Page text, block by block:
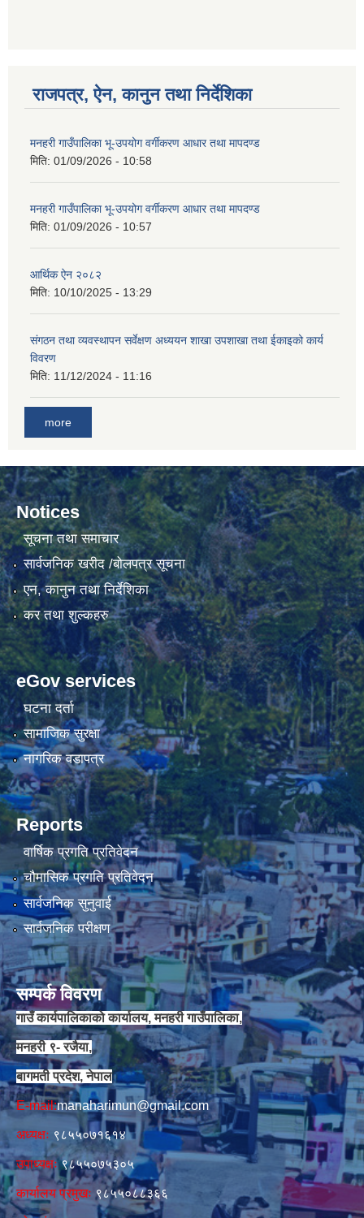
राजपत्र, ऐन, कानुन तथा निर्देशिका
मनहरी गाउँपालिका भू-उपयोग वर्गीकरण आधार तथा मापदण्ड
मिति: 01/09/2026 - 10:58
मनहरी गाउँपालिका भू-उपयोग वर्गीकरण आधार तथा मापदण्ड
मिति: 01/09/2026 - 10:57
आर्थिक ऐन २०८२
मिति: 10/10/2025 - 13:29
संगठन तथा व्यवस्थापन सर्वेक्षण अध्ययन शाखा उपशाखा तथा ईकाइको कार्य
विवरण
मिति: 11/12/2024 - 11:16
more
Notices
सूचना तथा समाचार
सार्वजनिक खरीद /बोलपत्र सूचना
एन, कानुन तथा निर्देशिका
कर तथा शुल्कहरु
eGov services
घटना दर्ता
सामाजिक सुरक्षा
नागरिक वडापत्र
Reports
वार्षिक प्रगति प्रतिवेदन
चौमासिक प्रगति प्रतिवेदन
सार्वजनिक सुनुवाई
सार्वजनिक परीक्षण
सम्पर्क विवरण
गाउँ कार्यपालिकाको कार्यालय, मनहरी गाउँपालिका,
मनहरी ९- रजैया,
बागमती प्रदेश, नेपाल
E-mail:manaharimun@gmail.com
अध्यक्षः ९८५५०७१६१४
उपाध्यक्षः९८५५०७५३०५
कार्यालय प्रमुखः ९८५५०८८३६६